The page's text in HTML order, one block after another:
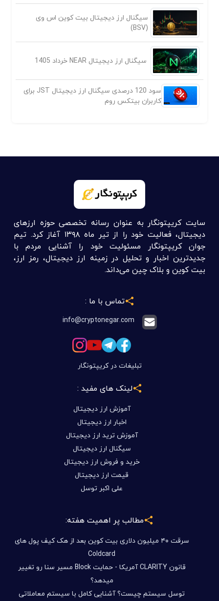
سیگنال ارز دیجیتال بیت کوین اس وی
(BSV)
سیگنال ارز دیجیتال NEAR خرداد 1405
سود 120 درصدی سیگنال ارز دیجیتال JST برای
کاربران بیتکس روم
سایت کریپتونگار به عنوان رسانه تخصصی حوزه ارزهای
دیجیتال، فعالیت خود را از تیر ماه ۱۳۹۸ آغاز کرد. تیم
جوان کریپتونگار مسئولیت خود را آشنایی مردم با
جدیدترین اخبار و تحلیل در زمینه ارز دیجیتال، رمز ارز،
بیت کوین و بلاک چین می‌داند.
تماس با ما :
info@cryptonegar.com
تبلیغات در کریپتونگار
لینک های مفید :
آموزش ارز دیجیتال
اخبار ارز دیجیتال
آموزش ترید ارز دیجیتال
سیگنال ارز دیجیتال
خرید و فروش ارز دیجیتال
قیمت ارز دیجیتال
علی اکبر توسل
مطالب پر اهمیت هفته:
سرقت ۴۰ میلیون دلاری بیت کوین بعد از هک کیف پول های
Coldcard
قانون CLARITY آمریکا - حمایت Block مسیر سنا رو تغییر
میدهد؟
توسل سیستم چیست؟ آشنایی کامل با سیستم معاملاتی